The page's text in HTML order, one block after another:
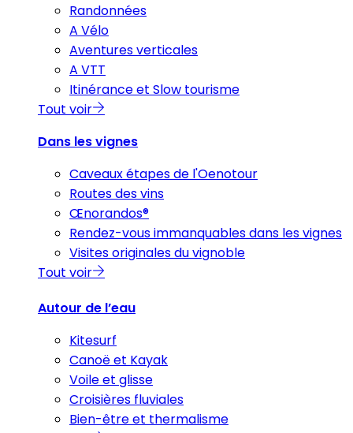
Randonnées
A Vélo
Aventures verticales
A VTT
Itinérance et Slow tourisme
Tout voir
Dans les vignes
Caveaux étapes de l'Oenotour
Routes des vins
Œnorandos®
Rendez-vous immanquables dans les vignes
Visites originales du vignoble
Tout voir
Autour de l’eau
Kitesurf
Canoë et Kayak
Voile et glisse
Croisières fluviales
Bien-être et thermalisme